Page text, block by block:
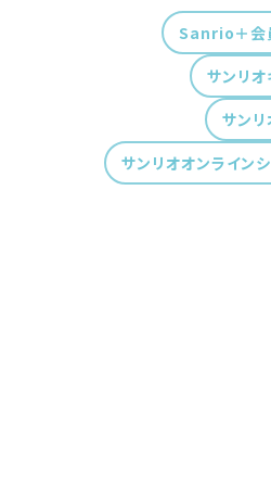
Sanrio＋会
サンリ
サンリ
サンリオオンライン